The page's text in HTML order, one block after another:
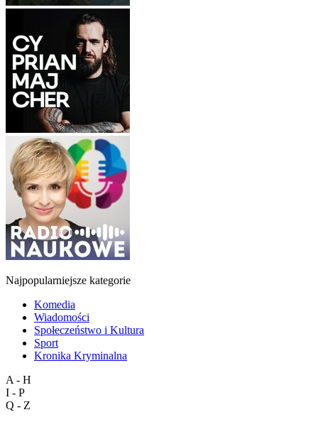
Najpopularniejsze kategorie
Komedia
Wiadomości
Społeczeństwo i Kultura
Sport
Kronika Kryminalna
A - H
I - P
Q - Z